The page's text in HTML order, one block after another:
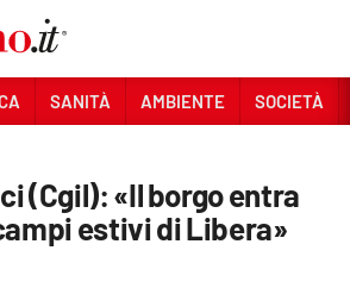
SANITÀ AMBIENTE SOCIETÀ
(Cgil): «Il borgo entra
estivi di Libera»